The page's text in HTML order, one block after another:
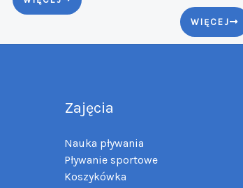
WIĘCEJ
Zajęcia
Nauka pływania
Pływanie sportowe
Koszykówka